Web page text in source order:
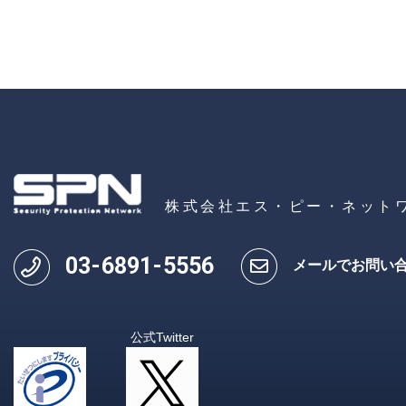
株式会社エス・ピー・ネット
03-6891 -5556 メールでお問い
公式Twitter